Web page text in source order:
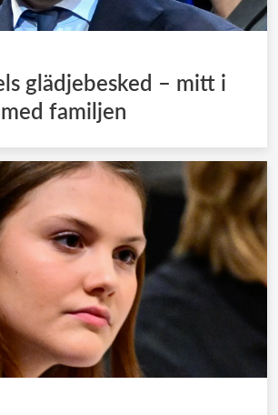
glädjebesked – mitt i
familjen